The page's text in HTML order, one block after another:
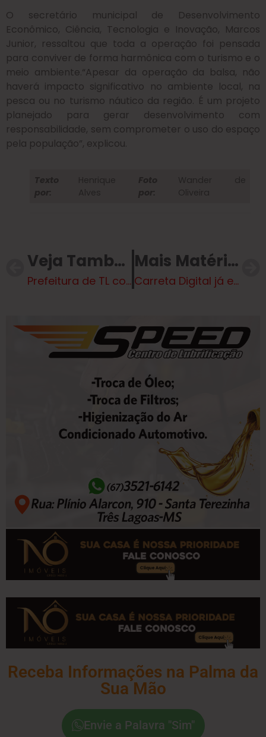
O secretário municipal de Desenvolvimento
Econômico, Ciência, Tecnologia e Inovação, Marcos
Junior, ressaltou que toda a operação foi pensada
para conviver de forma harmônica com o turismo e o
meio ambiente.“Apesar da operação da balsa, não
haverá impacto significativo no ambiente local, na
pesca ou no turismo náutico da região. É um projeto
planejado para gerar desenvolvimento com
responsabilidade, sem comprometer o uso do espaço
pela população”, explicou.
Veja Também
Prefeitura de TL convoca população para participação em audiências públicas sobre orçamento e prestação de contas
Mais Matérias
Carreta Digital já está em funcionamento e inicia capacitação de alunos da REME em Três Lagoas
Receba Informações na Palma da
Sua Mão
Envie a Palavra "Sim"